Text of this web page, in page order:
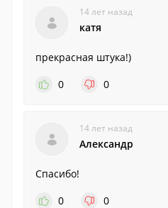
14 лет назад
катя
прекрасная штука!)
0
0
14 лет назад
Александр
Спасибо!
0
0